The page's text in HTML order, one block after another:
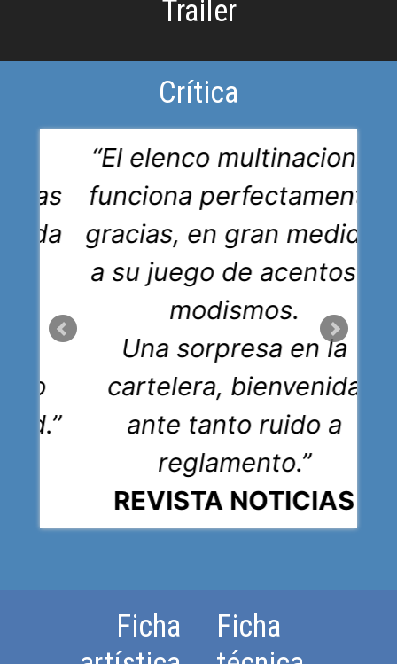
Trailer
Crítica
las
vida
“El elenco multinacional
funciona perfectamente
gracias, en gran medida,
a su juego de acentos y
modismos.
Una sorpresa en la
cartelera, bienvenida
ante tanto ruido a
reglamento.”
REVISTA NOTICIAS
Ficha
Ficha